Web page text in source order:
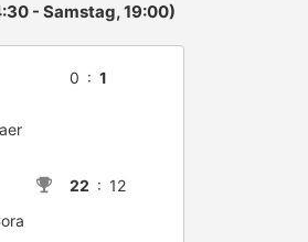
- Samstag, 19:00)
0 : 1
22 : 12